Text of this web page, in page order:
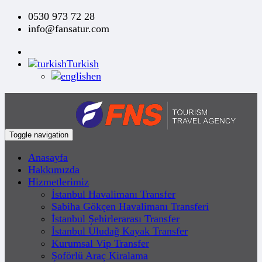
0530 973 72 28
info@fansatur.com
Turkish
en
Toggle navigation
Anasayfa
Hakkımızda
Hizmetlerimiz
İstanbul Havalimanı Transfer
Sabiha Gökçen Havalimanı Transferi
İstanbul Şehirlerarası Transfer
İstanbul Uludağ Kayak Transfer
Kurumsal Vip Transfer
Şoförlü Araç Kiralama